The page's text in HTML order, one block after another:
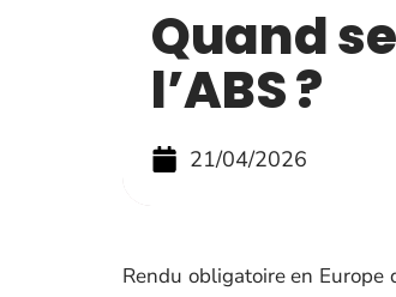
Quand
l’ABS ?
21/04/2026
Rendu obligatoire en Europe